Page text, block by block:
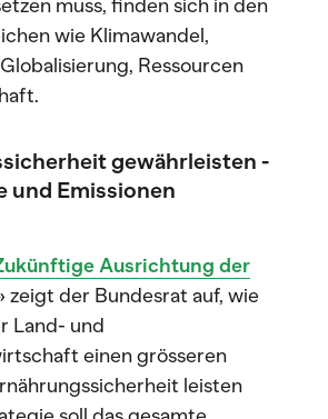
muss, finden sich in den
wie Klimawandel,
Ressourcen
gewährleisten -
und Emissionen
Ausrichtung der
zeigt der Bundesrat auf, wie
Land- und
einen grösseren
leisten